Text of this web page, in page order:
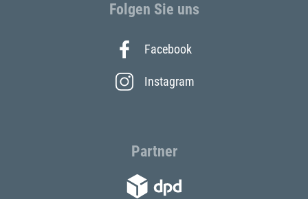
Folgen Sie uns
Facebook
Instagram
Partner